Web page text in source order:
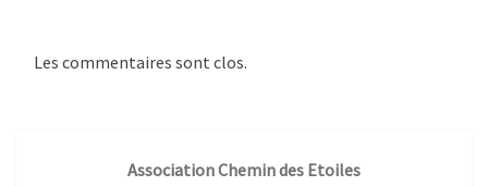
Les commentaires sont clos.
Association Chemin des Etoiles